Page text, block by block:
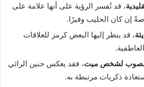
، قد تُفسر الرؤية على أنها علامة على
إن كان الحليب وفيرًا.
، قد ينظر إليها البعض كرمز للعلاقات
لشخص ميت، فقد يعكس حنين الرائي
ذكريات مرتبطة به.